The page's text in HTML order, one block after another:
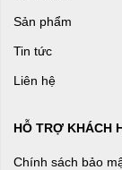
Sản phẩm
Tin tức
Liên hệ
HỖ TRỢ KHÁCH
Chính sách bảo